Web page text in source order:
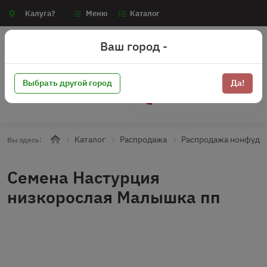
Калуга? Меню Каталог
Вы здесь: Каталог Распродажа Распродажа нонфуд
Семена Настурция
низкорослая Малышка пп
Ваш город -
Выбрать другой город Да!